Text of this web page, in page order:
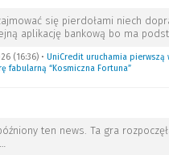
się pierdołami niech
aplikację bankową bo ma
(16:36) • UniCredit uruchamia pierwszą
fabularną “Kosmiczna Fortuna”
ten news. Ta gra
…